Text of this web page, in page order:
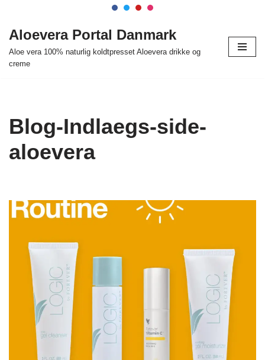
Spring
indhold
Aloevera Portal Danmark
Aloe vera 100% naturlig koldtpresset Aloevera drikke og
creme
Blog-Indlaegs-side-
aloevera